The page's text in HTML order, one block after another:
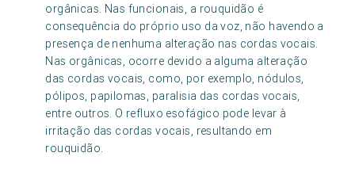
orgânicas. Nas funcionais, a rouquidão é
consequência do próprio uso da voz, não havendo a
presença de nenhuma alteração nas cordas vocais.
Nas orgânicas, ocorre devido a alguma alteração
das cordas vocais, como, por exemplo, nódulos,
pólipos, papilomas, paralisia das cordas vocais,
entre outros. O refluxo esofágico pode levar à
irritação das cordas vocais, resultando em
rouquidão.